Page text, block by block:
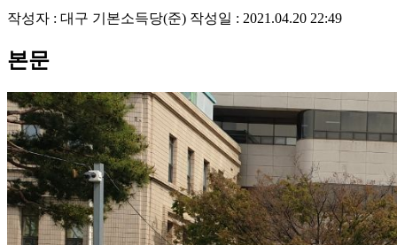
작성자 : 대구 기본소득당(준) 작성일 : 2021.04.20 22:49
본문